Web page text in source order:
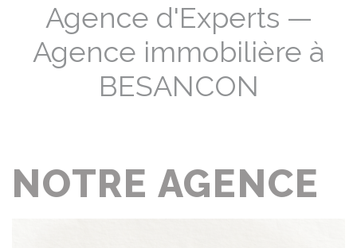
Agence d'Experts —
Agence immobilière à
BESANCON
NOTRE AGENCE